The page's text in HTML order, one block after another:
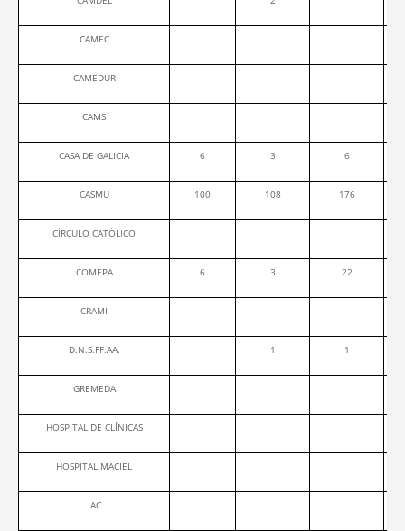
CAMEC
CAMEDUR
CAMS
CASA DE GALICIA 6 3 6
CASMU 100 108 176
CÍRCULO CATÓLICO
COMEPA 6 3 22
CRAMI
D.N.S.FF.AA. 1 1
GREMEDA
HOSPITAL DE CLÍNICAS
HOSPITAL MACIEL
IAC